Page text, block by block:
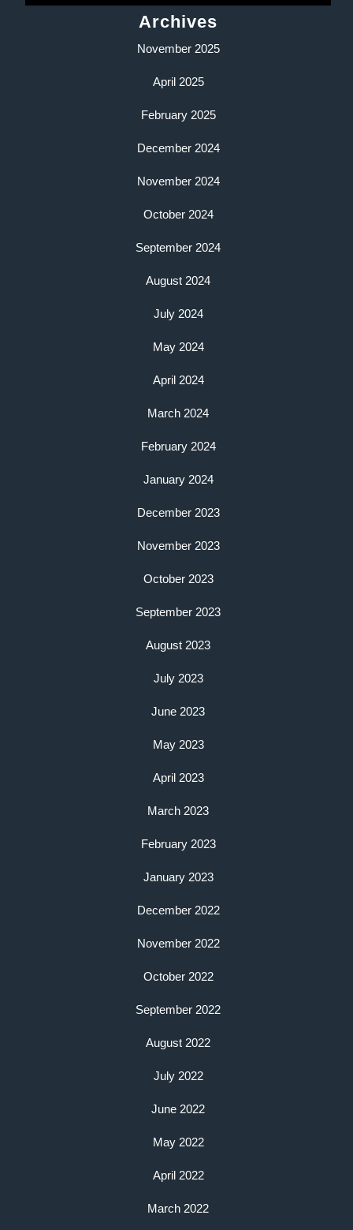
Archives
November 2025
April 2025
February 2025
December 2024
November 2024
October 2024
September 2024
August 2024
July 2024
May 2024
April 2024
March 2024
February 2024
January 2024
December 2023
November 2023
October 2023
September 2023
August 2023
July 2023
June 2023
May 2023
April 2023
March 2023
February 2023
January 2023
December 2022
November 2022
October 2022
September 2022
August 2022
July 2022
June 2022
May 2022
April 2022
March 2022